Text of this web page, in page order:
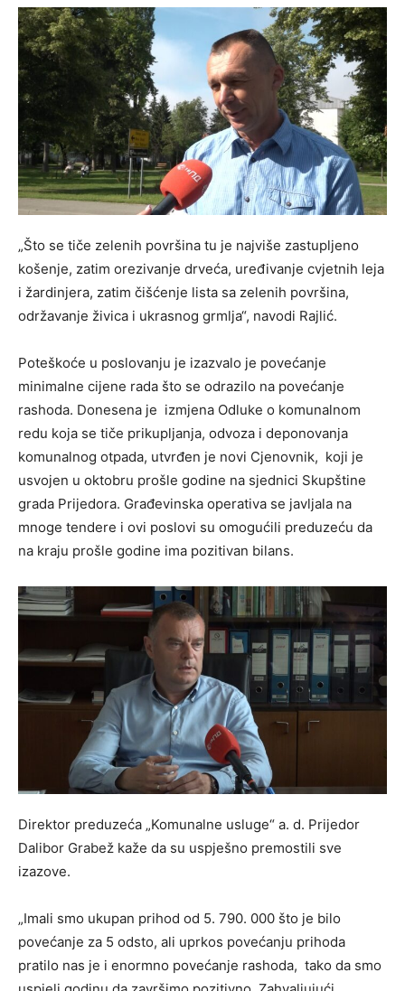
„Što se tiče zelenih površina tu je najviše zastupljeno
košenje, zatim orezivanje drveća, uređivanje cvjetnih leja
i žardinjera, zatim čišćenje lista sa zelenih površina,
održavanje živica i ukrasnog grmlja“, navodi Rajlić.
Poteškoće u poslovanju je izazvalo je povećanje
minimalne cijene rada što se odrazilo na povećanje
rashoda. Donesena je izmjena Odluke o komunalnom
redu koja se tiče prikupljanja, odvoza i deponovanja
komunalnog otpada, utvrđen je novi Cjenovnik, koji je
usvojen u oktobru prošle godine na sjednici Skupštine
grada Prijedora. Građevinska operativa se javljala na
mnoge tendere i ovi poslovi su omogućili preduzeću da
na kraju prošle godine ima pozitivan bilans.
Direktor preduzeća „Komunalne usluge“ a. d. Prijedor
Dalibor Grabež kaže da su uspješno premostili sve
izazove.
„Imali smo ukupan prihod od 5. 790. 000 što je bilo
povećanje za 5 odsto, ali uprkos povećanju prihoda
pratilo nas je i enormno povećanje rashoda, tako da smo